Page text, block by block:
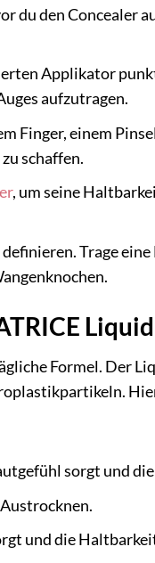
du den Concealer
Applikator
aufzutragen.
Finger, einem
schaffen.
, um seine
Trage
Formel. Der
sorgt und
und die